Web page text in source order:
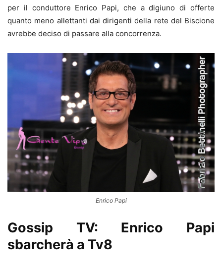
per il conduttore Enrico Papi, che a digiuno di offerte
quanto meno allettanti dai dirigenti della rete del Biscione
avrebbe deciso di passare alla concorrenza.
Enrico Papi
Gossip TV: Enrico Papi
sbarcherà a Tv8